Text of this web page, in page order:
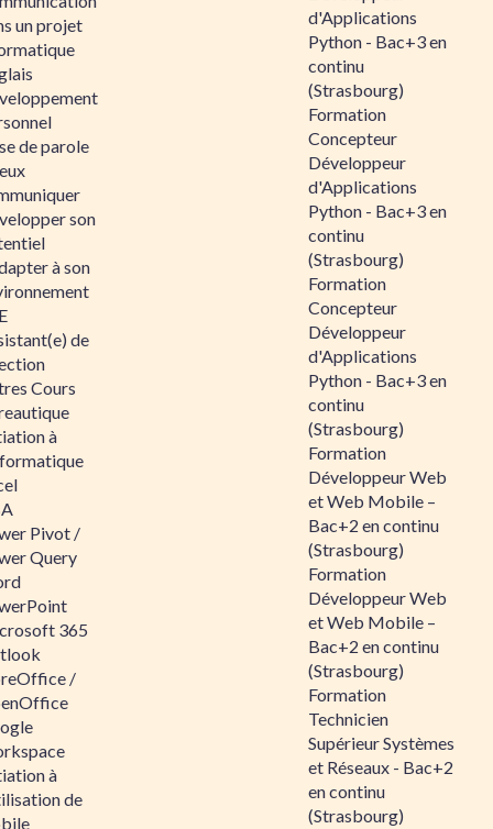
un projet
de parole
son
à son
de
Cours
à
Pivot /
Query
365
/
à
de
d'Applications
Python - Bac+3 en
continu
(Strasbourg)
Formation
Concepteur
Développeur
d'Applications
Python - Bac+3 en
continu
(Strasbourg)
Formation
Concepteur
Développeur
d'Applications
Python - Bac+3 en
continu
(Strasbourg)
Formation
Développeur Web
et Web Mobile –
Bac+2 en continu
(Strasbourg)
Formation
Développeur Web
et Web Mobile –
Bac+2 en continu
(Strasbourg)
Formation
Technicien
Supérieur Systèmes
et Réseaux - Bac+2
en continu
(Strasbourg)